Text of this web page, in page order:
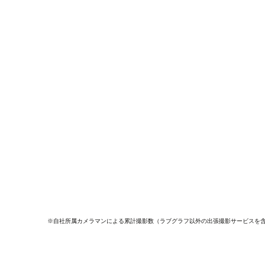
※自社所属カメラマンによる累計撮影数（ラブグラフ以外の出張撮影サービスを